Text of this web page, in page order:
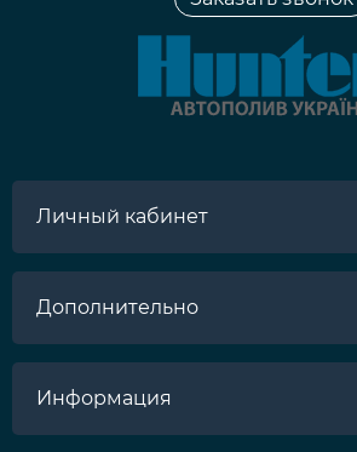
Личный кабинет
Дополнительно
Информация